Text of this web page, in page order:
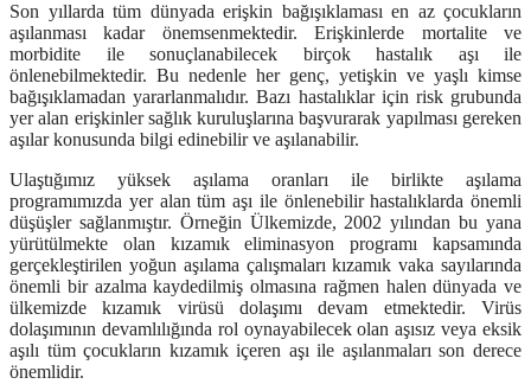
Son yıllarda tüm dünyada erişkin bağışıklaması en az çocukların
aşılanması kadar önemsenmektedir. Erişkinlerde mortalite ve
morbidite ile sonuçlanabilecek birçok hastalık aşı ile
önlenebilmektedir. Bu nedenle her genç, yetişkin ve yaşlı kimse
bağışıklamadan yararlanmalıdır. Bazı hastalıklar için risk grubunda
yer alan erişkinler sağlık kuruluşlarına başvurarak yapılması gereken
aşılar konusunda bilgi edinebilir ve aşılanabilir.
Ulaştığımız yüksek aşılama oranları ile birlikte aşılama
programımızda yer alan tüm aşı ile önlenebilir hastalıklarda önemli
düşüşler sağlanmıştır. Örneğin Ülkemizde, 2002 yılından bu yana
yürütülmekte olan kızamık eliminasyon programı kapsamında
gerçekleştirilen yoğun aşılama çalışmaları kızamık vaka sayılarında
önemli bir azalma kaydedilmiş olmasına rağmen halen dünyada ve
ülkemizde kızamık virüsü dolaşımı devam etmektedir. Virüs
dolaşımının devamlılığında rol oynayabilecek olan aşısız veya eksik
aşılı tüm çocukların kızamık içeren aşı ile aşılanmaları son derece
önemlidir.